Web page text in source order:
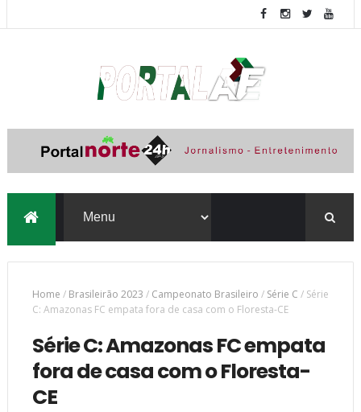
Home / Brasileirão 2023 / Campeonato Brasileiro / Série C / Série
C: Amazonas FC empata fora de casa com o Floresta-CE
Série C: Amazonas FC empata
fora de casa com o Floresta-
CE